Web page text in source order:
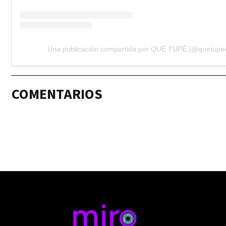
Una publicación compartida por QUÉ TUPÉ
COMENTARIOS